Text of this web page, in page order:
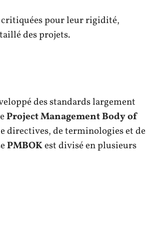
pour leur rigidité,
des projets.
des standards largement
Project Management Body of
directives, de terminologies et de
PMBOKest divisé en plusieurs